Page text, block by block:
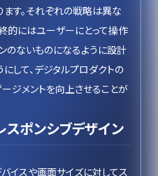
す。それぞれの戦略は異な
的にはユーザーにとって操作
のないものになるように設計
して、デジタルプロダクトの
ジメントを向上させることが
スポンシブデザイン
イスや画面サイズに対してス